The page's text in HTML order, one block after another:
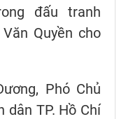
đấu tranh
Quyền cho
Phó Chủ
dân TP. Hồ Chí